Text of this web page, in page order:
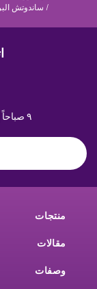
ساندوتش
منتجات
مقالات
وصفات